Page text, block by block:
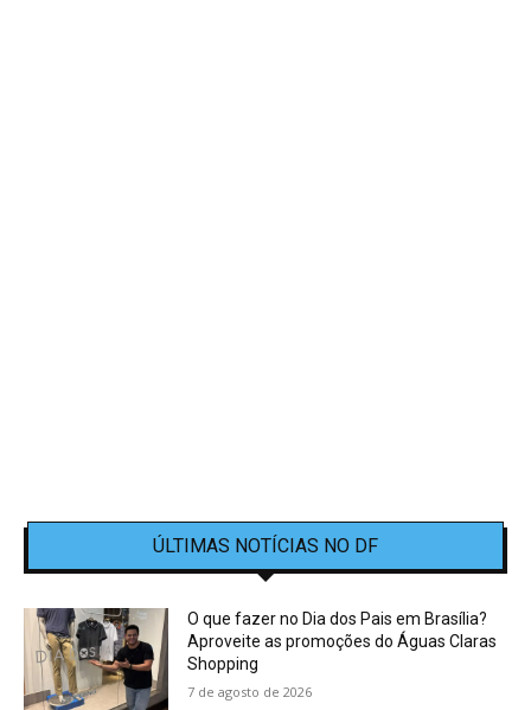
ÚLTIMAS NOTÍCIAS NO DF
O que fazer no Dia dos Pais em Brasília?
Aproveite as promoções do Águas Claras
Shopping
7 de agosto de 2026